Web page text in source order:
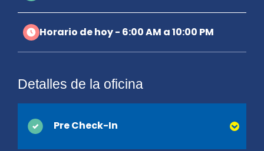
Horario de hoy - 6:00 AM a 10:00 PM
Detalles de la oficina
Pre Check-In